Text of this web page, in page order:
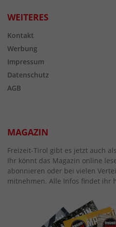
WEITERES
Kontakt
Werbung
Impressum
Datenschutz
AGB
MAGAZIN
Freizeit-Tirol gibt es jetzt auch
Ihr könnt das Magazin online
abonnieren oder bei vielen
mitnehmen. Alle Infos findet ihr